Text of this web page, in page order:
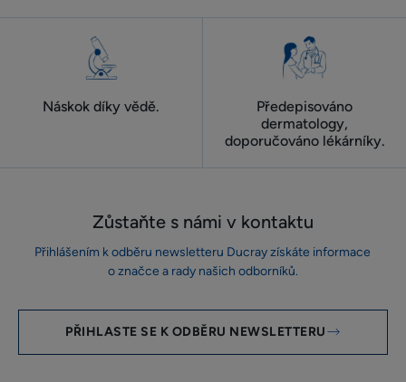
Náskok díky vědě.
Předepisováno
dermatology,
doporučováno lékárníky.
Zůstaňte s námi v kontaktu
Přihlášením k odběru newsletteru Ducray získáte informace
o značce a rady našich odborníků.
PŘIHLASTE SE K ODBĚRU NEWSLETTERU